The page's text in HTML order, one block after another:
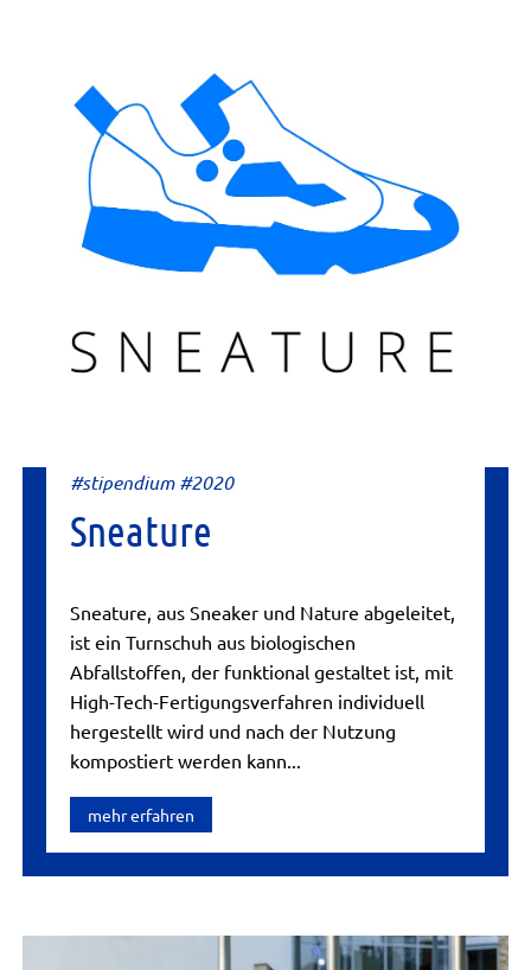
#stipendium #2020
Sneature
Sneature, aus Sneaker und Nature abgeleitet,
ist ein Turnschuh aus biologischen
Abfallstoffen, der funktional gestaltet ist, mit
High-Tech-Fertigungsverfahren individuell
hergestellt wird und nach der Nutzung
kompostiert werden kann...
mehr erfahren